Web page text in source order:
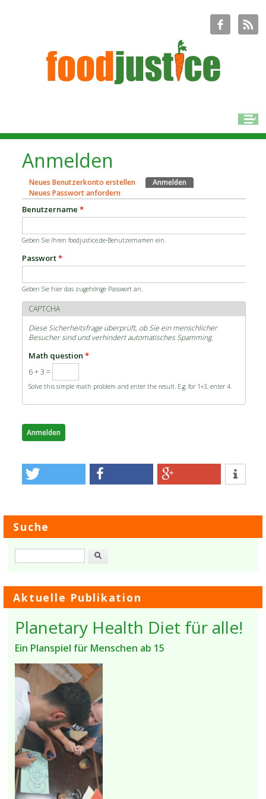
Anmelden
Haupt-Reiter
Neues Benutzerkonto erstellen Anmelden (aktiver Reiter)
Neues Passwort anfordern
Benutzername*
Geben Sie Ihren foodjustice.de-Benutzernamen ein.
Passwort*
Geben Sie hier das zugehörige Passwort an.
CAPTCHA
Diese Sicherheitsfrage überprüft, ob Sie ein menschlicher
Besucher sind und verhindert automatisches Spamming.
Math question*
6 + 3 =
Solve this simple math problem and enter the result. E.g. for 1+3, enter 4.
Suche
Suche
Aktuelle Publikation
Planetary Health Diet für alle!
Ein Planspiel für Menschen ab 15